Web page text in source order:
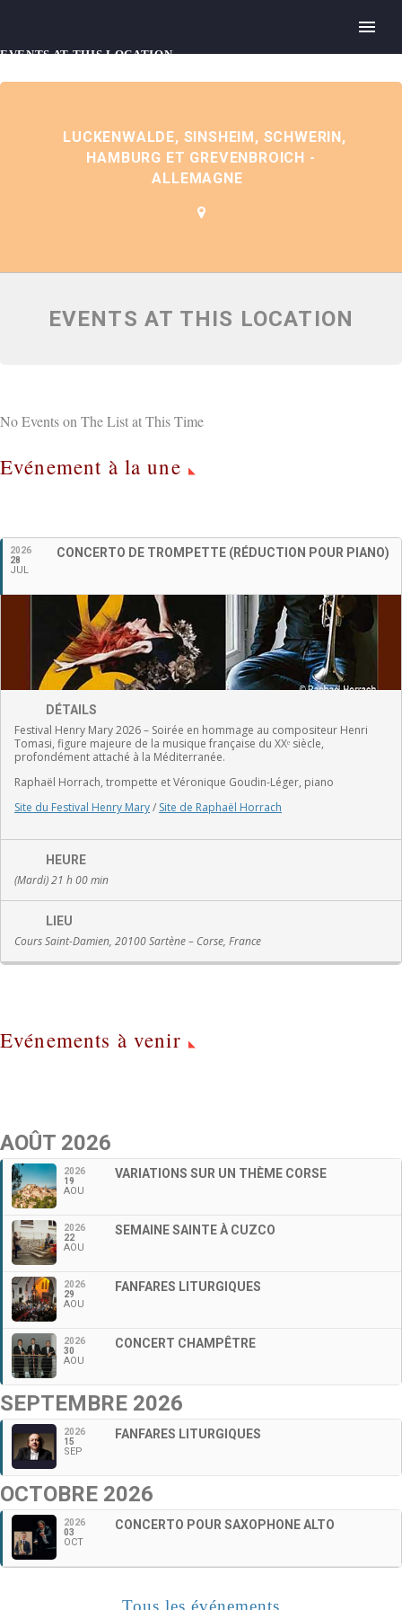
EVENTS AT THIS LOCATION
LUCKENWALDE, SINSHEIM, SCHWERIN,
HAMBURG ET GREVENBROICH -
ALLEMAGNE
EVENTS AT THIS LOCATION
No Events on The List at This Time
Evénement à la une
2026
28
JUL
CONCERTO DE TROMPETTE (RÉDUCTION POUR PIANO)
DÉTAILS
Festival Henry Mary 2026 – Soirée en hommage au compositeur Henri
Tomasi, figure majeure de la musique française du XXᵉ siècle,
profondément attaché à la Méditerranée.
Raphaël Horrach, trompette et Véronique Goudin-Léger, piano
Site du Festival Henry Mary/ Site de Raphaël Horrach
HEURE
(Mardi) 21 h 00 min
LIEU
Cours Saint-Damien, 20100 Sartène – Corse, France
Evénements à venir
AOÛT 2026
2026
19
AOU
VARIATIONS SUR UN THÈME CORSE
2026
22
AOU
SEMAINE SAINTE À CUZCO
2026
29
AOU
FANFARES LITURGIQUES
2026
30
AOU
CONCERT CHAMPÊTRE
SEPTEMBRE 2026
2026
15
SEP
FANFARES LITURGIQUES
OCTOBRE 2026
2026
03
OCT
CONCERTO POUR SAXOPHONE ALTO
Tous les événements